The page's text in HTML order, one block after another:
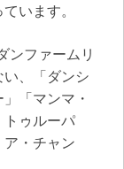
います。
ンファームリ
、「ダンシ
「マンマ・
トゥルーパ
ア・チャン